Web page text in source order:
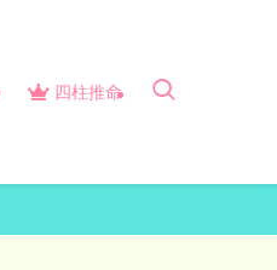
四柱推命